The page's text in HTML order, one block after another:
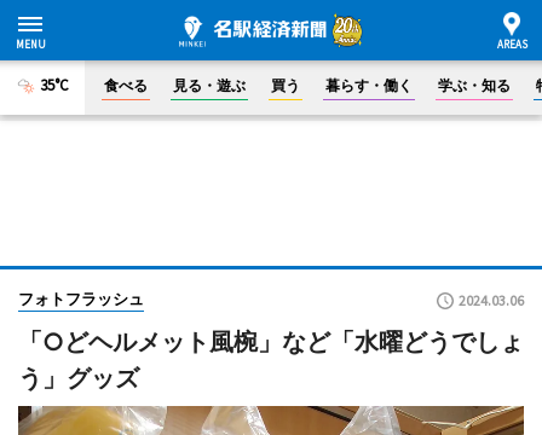
35°C 食べる 見る・遊ぶ 買う 暮らす・働く 学ぶ・知る
フォトフラッシュ 2024.03.06
「○どヘルメット風椀」など「水曜どうでしょ
う」グッズ